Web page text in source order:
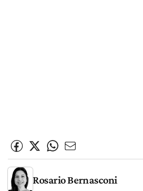
Rosario Bernasconi